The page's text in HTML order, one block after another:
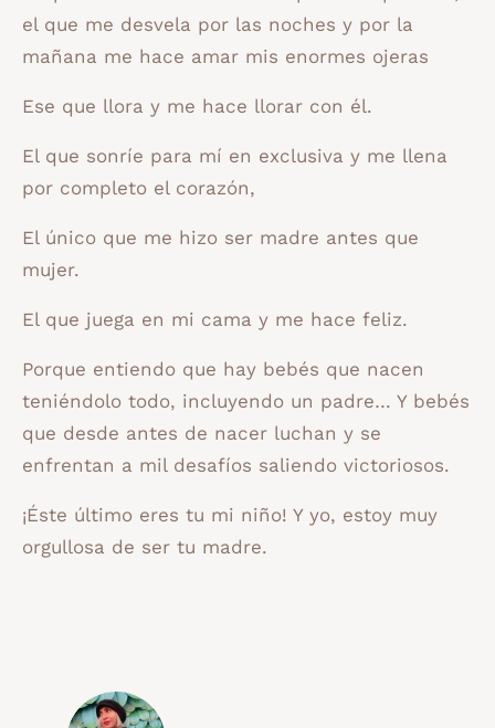
el que me desvela por las noches y por la
mañana me hace amar mis enormes ojeras
Ese que llora y me hace llorar con él.
El que sonríe para mí en exclusiva y me llena
por completo el corazón,
El único que me hizo ser madre antes que
mujer.
El que juega en mi cama y me hace feliz.
Porque entiendo que hay bebés que nacen
teniéndolo todo, incluyendo un padre… Y bebés
que desde antes de nacer luchan y se
enfrentan a mil desafíos saliendo victoriosos.
¡Éste último eres tu mi niño! Y yo, estoy muy
orgullosa de ser tu madre.